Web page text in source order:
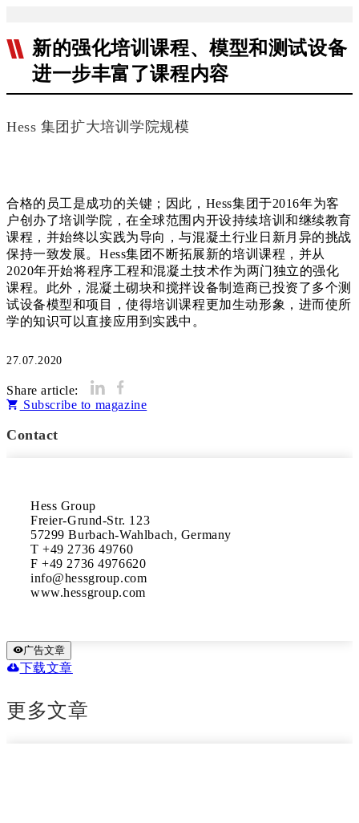
新的强化培训课程、模型和测试设备
进一步丰富了课程内容
Hess 集团扩大培训学院规模
合格的员工是成功的关键；因此，Hess集团于2016年为客
户创办了培训学院，在全球范围内开设持续培训和继续教育
课程，并始终以实践为导向，与混凝土行业日新月异的挑战
保持一致发展。Hess集团不断拓展新的培训课程，并从
2020年开始将程序工程和混凝土技术作为两门独立的强化
课程。此外，混凝土砌块和搅拌设备制造商已投资了多个测
试设备模型和项目，使得培训课程更加生动形象，进而使所
学的知识可以直接应用到实践中。
27.07.2020
Share article:
Subscribe to magazine
Contact
Hess Group
Freier-Grund-Str. 123
57299 Burbach-Wahlbach, Germany
T +49 2736 49760
F +49 2736 4976620
info@hessgroup.com
www.hessgroup.com
广告文章
下载文章
更多文章